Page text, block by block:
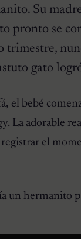
Su
pronto se
trimestre,
gato
el bebé
La adorable
el
un hermanito